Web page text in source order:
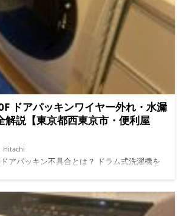
固定されず、簡単に外れてしまうことがあり
上使用している洗濯機 は要注意です。 2. ドア
ドアを閉めたり、洗濯物を挟んで閉めると
荷がかかります。「ドアは力を入れず、そっ
持ちのコツです。 3. 誤った分解や清掃 自宅
る際、ワイヤーを外したまま戻し方を間違え
ます。DIYで無理に押し込むとパッキンやワ
になります。 4. パッキンのカビ・汚れによ
ていないと、カビや石けんカスでパッキン
が膨らむことでワイヤーの固定が不安定にな
ります。 5. 清掃時の力加減 掃除中にゴシゴ
、ワイヤーが簡単に外れることがあります。
布やスポンジで優しく拭く ことが重要で
状 ドア周りから 水漏れ が発生 洗濯後に床
で、 基板やモーターに水が侵入 するリスク
防のためにできること 1. ドアの開閉は優しく
ドアパッキンワイヤー外れ・水漏
解説【東京都西東京市・便利屋
Hitachi
ドアパッキン不具合とは？ ドラム式洗濯機を
ンのワイヤー外れによる水漏れです。 ドア
は？ 洗濯機のドア周りにある ゴムパッキン